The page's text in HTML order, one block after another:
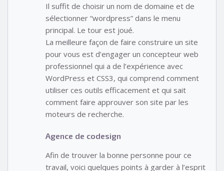
Il suffit de choisir un nom de domaine et de
sélectionner “wordpress” dans le menu
principal. Le tour est joué.
La meilleure façon de faire construire un site
pour vous est d’engager un concepteur web
professionnel qui a de l’expérience avec
WordPress et CSS3, qui comprend comment
utiliser ces outils efficacement et qui sait
comment faire approuver son site par les
moteurs de recherche.
Agence de codesign
Afin de trouver la bonne personne pour ce
travail, voici quelques points à garder à l’esprit